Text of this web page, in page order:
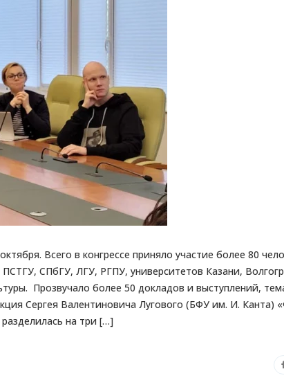
Всего в конгрессе приняло участие более 80
СПбГУ, ЛГУ, РГПУ, университетов Казани,
Прозвучало более 50 докладов и выступлений,
Сергея Валентиновича Лугового (БФУ им. И. Канта)
на три […]